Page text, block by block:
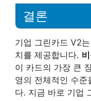
결론
기업 그린카드 V2
치를 제공합니다.
이 카드의 가장 큰
영의 전체적인 수준
다. 지금 바로 기업